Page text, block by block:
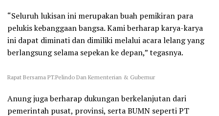
“Seluruh lukisan ini merupakan buah pemikiran para
pelukis kebanggaan bangsa. Kami berharap karya-karya
ini dapat diminati dan dimiliki melalui acara lelang yang
berlangsung selama sepekan ke depan,” tegasnya.
Rapat Bersama PT.Pelindo Dan Kementerian & Gubernur
Anung juga berharap dukungan berkelanjutan dari
pemerintah pusat, provinsi, serta BUMN seperti PT